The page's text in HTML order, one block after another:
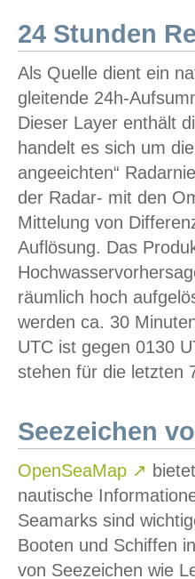
24 Stunden
Als Quelle dient ein
gleitende 24h-
Dieser Layer enthält
handelt es sich um
angeeichten“
der Radar- mit den
Mittelung von
Auflösung. Das
räumlich hoch
werden ca. 30
UTC ist gegen 0130
stehen für die letzten
Seezeichen
OpenSeaMap ↗
nautische
Seamarks sind
Booten und Schiffen
von Seezeichen wie